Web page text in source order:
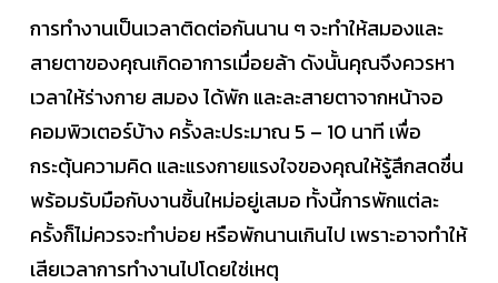
การทำงานเป็นเวลาติดต่อกันนาน ๆ จะทำให้สมองและ
สายตาของคุณเกิดอาการเมื่อยล้า ดังนั้นคุณจึงควรหา
เวลาให้ร่างกาย สมอง ได้พัก และละสายตาจากหน้าจอ
คอมพิวเตอร์บ้าง ครั้งละประมาณ 5 – 10 นาที เพื่อ
กระตุ้นความคิด และแรงกายแรงใจของคุณให้รู้สึกสดชื่น
พร้อมรับมือกับงานชิ้นใหม่อยู่เสมอ ทั้งนี้การพักแต่ละ
ครั้งก็ไม่ควรจะทำบ่อย หรือพักนานเกินไป เพราะอาจทำให้
เสียเวลาการทำงานไปโดยใช่เหตุ